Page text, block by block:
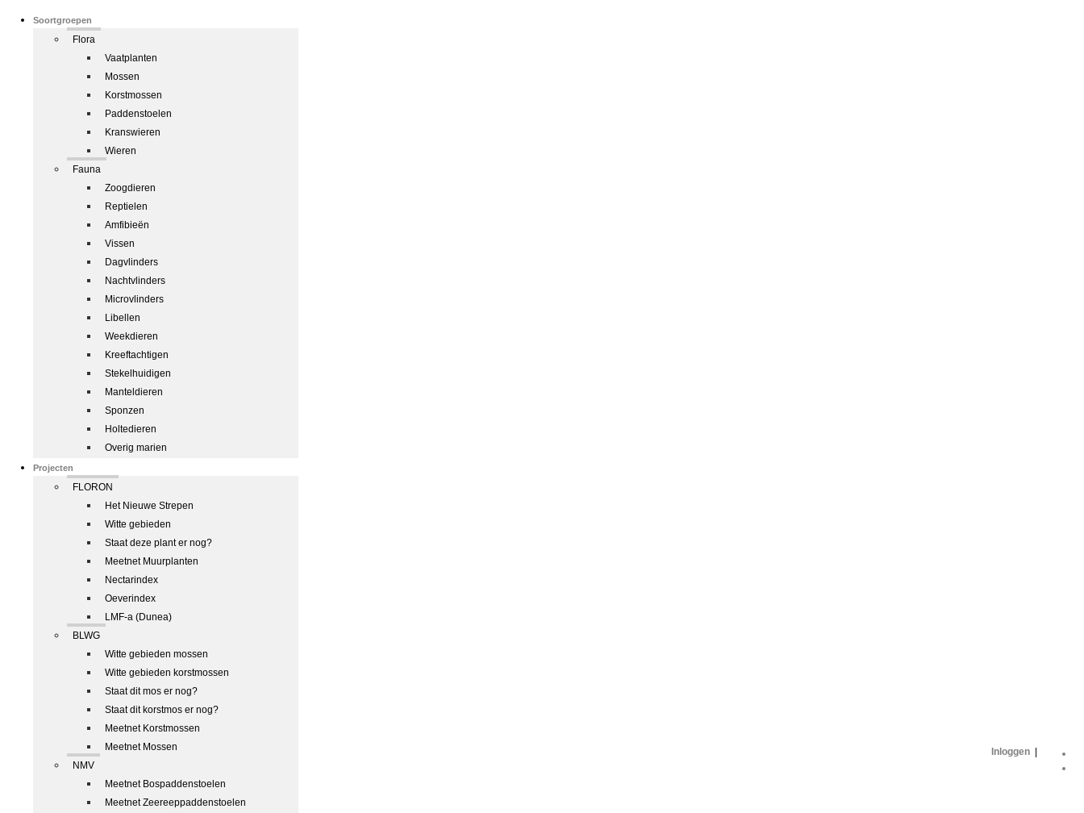
Soortgroepen
Flora
Vaatplanten
Mossen
Korstmossen
Paddenstoelen
Kranswieren
Wieren
Fauna
Zoogdieren
Reptielen
Amfibieën
Vissen
Dagvlinders
Nachtvlinders
Microvlinders
Libellen
Weekdieren
Kreeftachtigen
Stekelhuidigen
Manteldieren
Sponzen
Holtedieren
Overig marien
Projecten
FLORON
Het Nieuwe Strepen
Witte gebieden
Staat deze plant er nog?
Meetnet Muurplanten
Nectarindex
Oeverindex
LMF-a (Dunea)
BLWG
Witte gebieden mossen
Witte gebieden korstmossen
Staat dit mos er nog?
Staat dit korstmos er nog?
Meetnet Korstmossen
Meetnet Mossen
NMV
Meetnet Bospaddenstoelen
Meetnet Zeereeppaddenstoelen
Inloggen